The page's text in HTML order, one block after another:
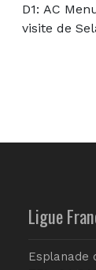
D1: AC
visite de
Ligue
Esplanade